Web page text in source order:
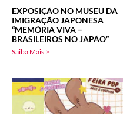
EXPOSIÇÃO NO MUSEU DA
IMIGRAÇÃO JAPONESA
“MEMÓRIA VIVA –
BRASILEIROS NO JAPÃO”
Saiba Mais >